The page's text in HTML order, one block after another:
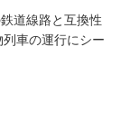
道線路と互換性
車の運行にシー